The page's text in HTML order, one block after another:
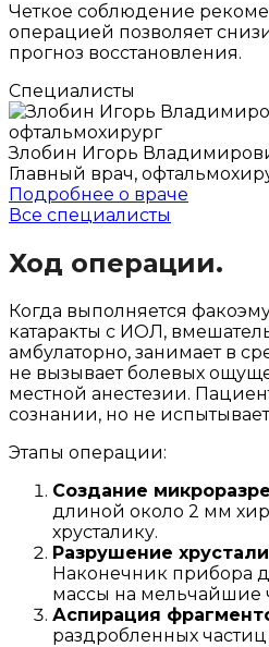
Четкое соблюдение
операцией позволяет
прогноз восстановления.
Специалисты
Злобин Игорь
Главный врач,
Подробнее о враче
Все специалисты
Ход операции.
Когда выполняется
катаракты с ИОЛ,
амбулаторно, занимает в
не вызывает болевых
местной анестезии.
сознании, но не
Этапы операции:
Создание
длиной около 2 мм
хрусталику.
Разрушение
Наконечник прибора
массы на мельчайшие
Аспирация
раздробленных частиц